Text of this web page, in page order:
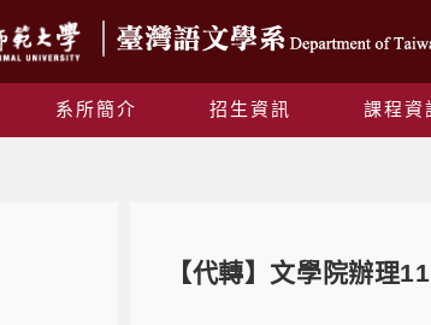
系所簡介 招生資訊 課程資
【代轉】文學院辦理